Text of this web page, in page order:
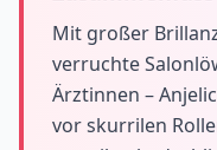
Mit großer
verruchte
Ärztinnen –
vor skurrilen